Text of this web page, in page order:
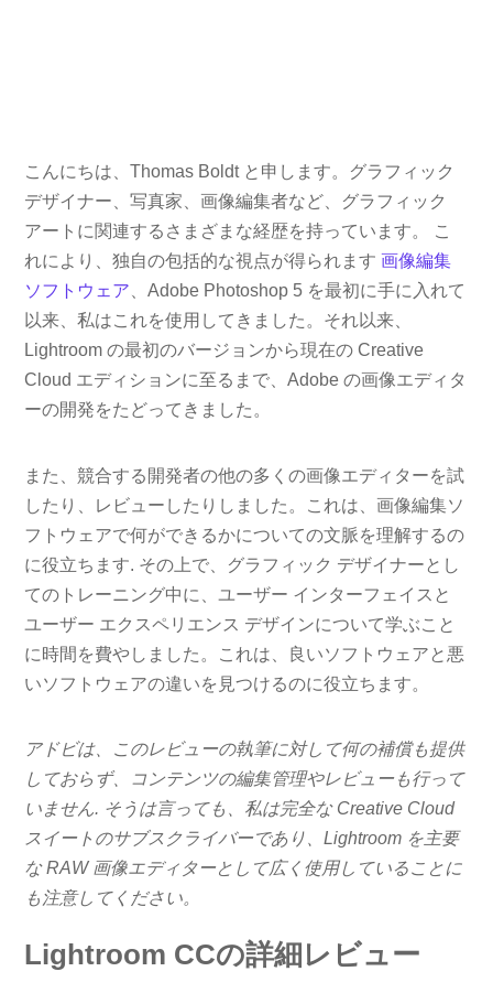
こんにちは、Thomas Boldt と申します。グラフィック
デザイナー、写真家、画像編集者など、グラフィック
アートに関連するさまざまな経歴を持っています。 こ
れにより、独自の包括的な視点が得られます画像編集
ソフトウェア 、Adobe Photoshop 5 を最初に手に入れて
以来、私はこれを使用してきました。それ以来、
Lightroom の最初のバージョンから現在の Creative
Cloud エディションに至るまで、Adobe の画像エディタ
ーの開発をたどってきました。
また、競合する開発者の他の多くの画像エディターを試
したり、レビューしたりしました。これは、画像編集ソ
フトウェアで何ができるかについての文脈を理解するの
に役立ちます. その上で、グラフィック デザイナーとし
てのトレーニング中に、ユーザー インターフェイスと
ユーザー エクスペリエンス デザインについて学ぶこと
に時間を費やしました。これは、良いソフトウェアと悪
いソフトウェアの違いを見つけるのに役立ちます。
アドビは、このレビューの執筆に対して何の補償も提供
しておらず、コンテンツの編集管理やレビューも行って
いません. そうは言っても、私は完全な Creative Cloud
スイートのサブスクライバーであり、Lightroom を主要
な RAW 画像エディターとして広く使用していることに
も注意してください。
Lightroom CCの詳細レビュー